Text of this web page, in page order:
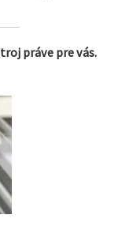
práve pre vás.